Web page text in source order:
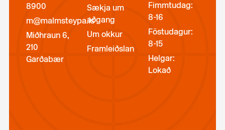
8900
m@malmsteypa.is
Miðhraun 6,
210
Garðabær
Sækja um
aðgang
Um okkur
Framleiðslan
Fimmtudag:
8-16
Föstudagur:
8-15
Helgar:
Lokað